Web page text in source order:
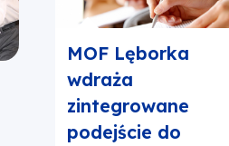
MOF Lęborka
wdraża
zintegrowane
podejście do